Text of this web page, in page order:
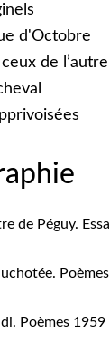
d'Octobre
de
de Péguy.
Poèmes 1959